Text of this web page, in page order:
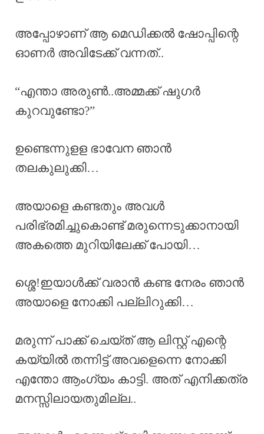
അപ്പോഴാണ് ആ മെഡിക്കൽ ഷോപ്പിന്റെ
ഓണർ അവിടേക്ക് വന്നത്..
“എന്താ അരുൺ..അമ്മക്ക് ഷുഗർ
കുറവുണ്ടോ?”
ഉണ്ടെന്നുളള ഭാവേന ഞാൻ
തലകുലുക്കി…
അയാളെ കണ്ടതും അവൾ
പരിഭ്രമിച്ചുകൊണ്ട് മരുന്നെടുക്കാനായി
അകത്തെ മുറിയിലേക്ക് പോയി…
ശ്ശെ!ഇയാൾക്ക് വരാൻ കണ്ട നേരം ഞാൻ
അയാളെ നോക്കി പല്ലിറുക്കി…
മരുന്ന് പാക്ക് ചെയ്ത് ആ ലിസ്റ്റ് എന്റെ
കയ്യിൽ തന്നിട്ട് അവളെന്നെ നോക്കി
എന്തോ ആംഗ്യം കാട്ടി. അത് എനിക്കത്ര
മനസ്സിലായതുമില്ല..